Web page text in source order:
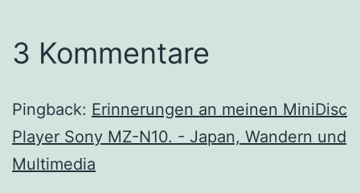
3 Kommentare
Pingback: Erinnerungen an meinen MiniDisc
Player Sony MZ-N10. - Japan, Wandern und
Multimedia